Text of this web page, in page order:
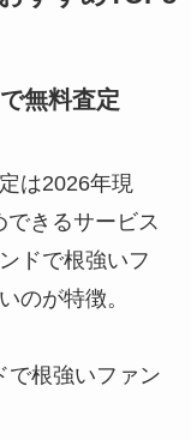
無料査定
は2026年現
きるサービス
ドで根強いフ
のが特徴。
で根強いファン